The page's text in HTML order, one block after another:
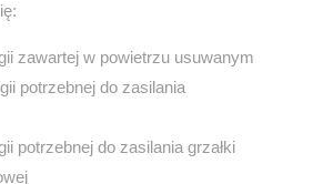
zawartej w powietrzu usuwanym
potrzebnej do zasilania
potrzebnej do zasilania grzałki